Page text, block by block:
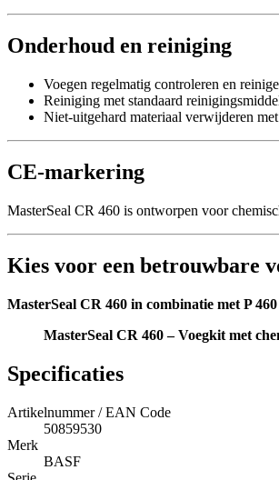
Onderhoud en reiniging
Voegen regelmatig controleren en
Reiniging met standaard
Niet-uitgehard materiaal verwijderen
CE-markering
MasterSeal CR 460 is ontworpen voor
Kies voor een betrouwbare
MasterSeal CR 460 in combinatie met P 460
MasterSeal CR 460 – Voegkit met
Specificaties
Artikelnummer / EAN Code
50859530
Merk
BASF